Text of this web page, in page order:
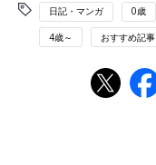
日記・マンガ 0歳
4歳～ おすすめ記事